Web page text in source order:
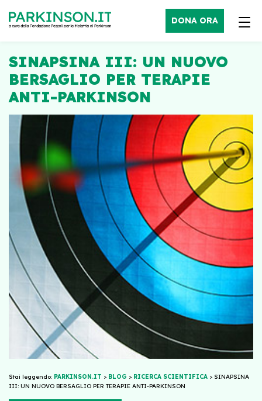
DONA ORA
SINAPSINA III: UN NUOVO
BERSAGLIO PER TERAPIE
ANTI-PARKINSON
Stai leggendo: PARKINSON.IT > BLOG > RICERCA SCIENTIFICA > SINAPSINA
III: UN NUOVO BERSAGLIO PER TERAPIE ANTI-PARKINSON